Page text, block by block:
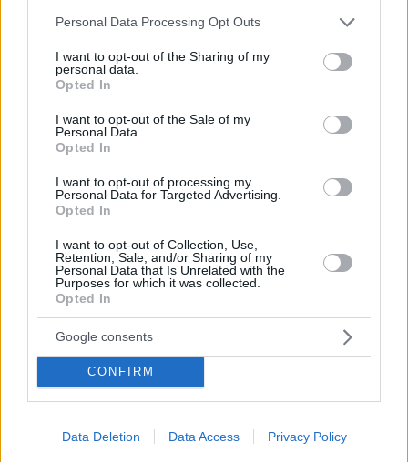
Please note that this website/app uses one or more Google
not limited to your visit or usage behaviour. You may click to
grant or deny consent to Google and its third-party tags to
use your data for below specified purposes in below Google
consent section.
Personal Data Processing Opt Outs
I want to opt-out of the Sharing of my
personal data.
Opted In
I want to opt-out of the Sale of my
Personal Data.
Opted In
I want to opt-out of processing my
Personal Data for Targeted Advertising.
Opted In
I want to opt-out of Collection, Use,
Retention, Sale, and/or Sharing of my
Personal Data that Is Unrelated with the
Purposes for which it was collected.
Opted In
Google consents
CONFIRM
Data Deletion Data Access Privacy Policy
Νέα Φιλαδέλφεια: Οι Monty Python και οι
«επαναστάτριες» της παρέλασης
Πώς έφτασαν η σκέψη του Κορνήλιου Καστοριάδη, η
σατιρική πανουργία των Monty Python και το
απέραντο κωμικό ταλέντο του Τζον Κλιζ να
αναπαρασταθούν στη Νέα Φιλαδέλφεια, ανήμερα της
28ης Οκτωβρίου - Τι ήταν το «Ministry of Silly Walks»
και τι γράφουν στο «μανιφέστο» τους οι κοπέλες που
πρωταγωνίστησαν στο... δρώμενο
30.10.2019, 18:17 291